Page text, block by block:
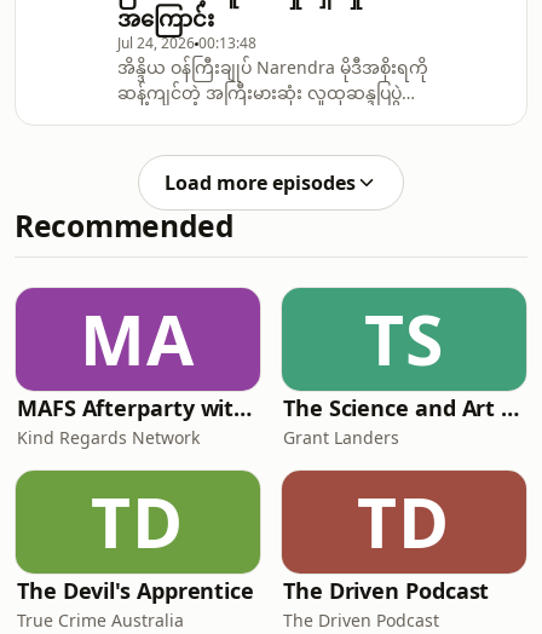
အကြောင်း
Jul 24, 202600:13:48
အိန္ဒိယ ဝန်ကြီးချုပ် Narendra မိုဒီအစိုးရကို
ဆန့်ကျင်တဲ့ အကြီးမားဆုံး လူထုဆန္ဒပြပွဲ
ပြီး အိန္ဒိယပါလီမန်ရှေ့မှာ စုဝေးခဲ့ကြပါ
တယ်။
Load more episodes
Recommended
MA
MAFS Afterparty with Lauren Dunn & Sara Mesa
Kind Regards Network
TS
The Science and Art of Open Water Swimming
Grant Landers
TD
The Devil's Apprentice
True Crime Australia
TD
The Driven Podcast
The Driven Podcast